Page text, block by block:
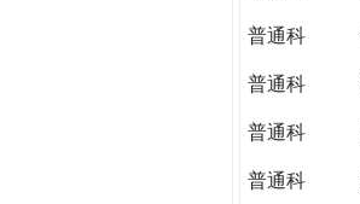
普通科
普通科
普通科
普通科